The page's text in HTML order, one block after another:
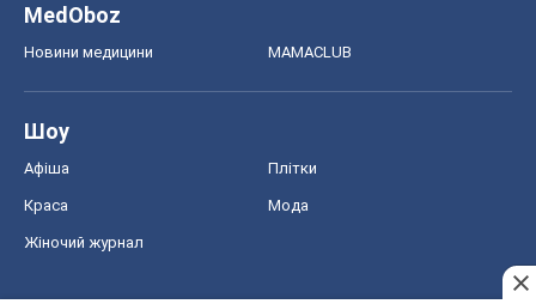
MedOboz
Новини медицини MAMACLUB
Шоу
Афіша Плітки
Краса Мода
Жіночий журнал